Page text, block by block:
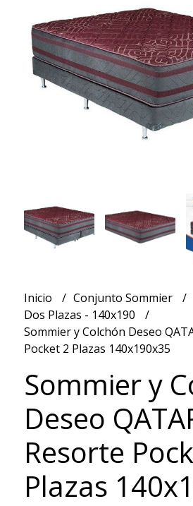
Inicio
Conjunto Sommier
Dos Plazas - 140x190
Sommier y Colchón Deseo
Pocket 2 Plazas 140x190x35
Sommier y
Deseo
Resorte
Plazas